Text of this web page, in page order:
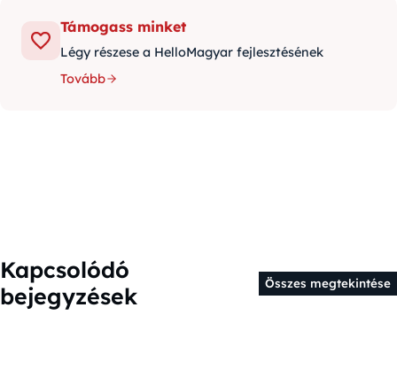
Támogass minket
Légy részese a HelloMagyar fejlesztésének
Tovább
Kapcsolódó
bejegyzések
Összes megtekintése